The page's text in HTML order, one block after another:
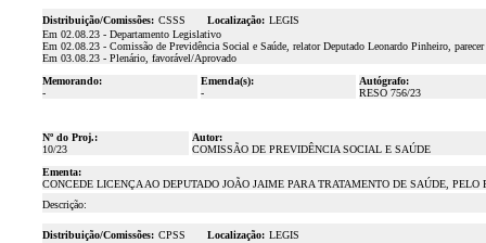
Distribuição/Comissões: CSSS Localização: LEGIS
Em 02.08.23 - Departamento Legislativo
Em 02.08.23 - Comissão de Previdência Social e Saúde, relator Deputado Leonardo Pinheiro,
Em 03.08.23 - Plenário, favorável/Aprovado
Memorando:
-
Emenda(s):
-
Autógrafo:
RESO 756/23
Nº do Proj.:
10/23
Autor:
COMISSÃO DE PREVIDÊNCIA SOCIAL E SAÚDE
Ementa:
CONCEDE LICENÇA AO DEPUTADO JOÃO JAIME PARA TRATAMENTO DE SAÚDE,
Descrição:
Distribuição/Comissões: CPSS Localização: LEGIS